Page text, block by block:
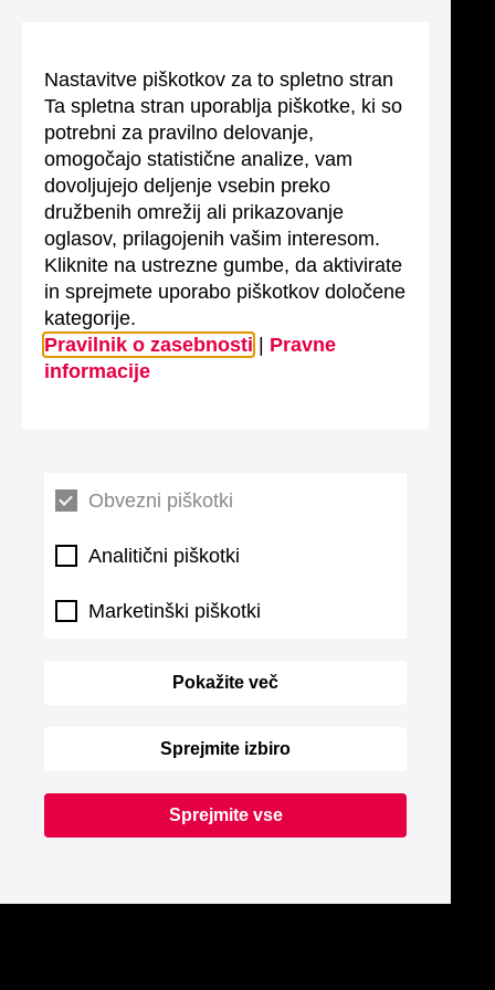
Nastavitve piškotkov za to spletno stran
Ta spletna stran uporablja piškotke, ki so
potrebni za pravilno delovanje,
omogočajo statistične analize, vam
dovoljujejo deljenje vsebin preko
družbenih omrežij ali prikazovanje
oglasov, prilagojenih vašim interesom.
Kliknite na ustrezne gumbe, da aktivirate
in sprejmete uporabo piškotkov določene
kategorije.
Pravilnik o zasebnosti
Pravne
informacije
Obvezni piškotki
Analitični piškotki
Marketinški piškotki
Pokažite več
Sprejmite izbiro
Sprejmite vse